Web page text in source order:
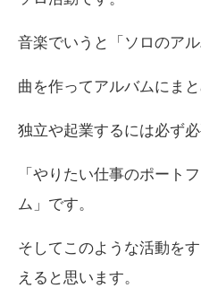
音楽でいうと「ソロのアル
曲を作ってアルバムにま
独立や起業するには必ず必
「やりたい仕事のポート
ム」です。
そしてこのような活動を
えると思います。